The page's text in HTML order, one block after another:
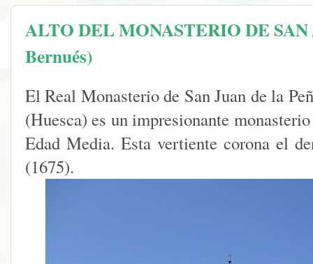
ALTO DEL MONASTERIO DE
Bernués)
El Real Monasterio de San Juan de la
(Huesca) es un impresionante
Edad Media. Esta vertiente corona el
(1675).